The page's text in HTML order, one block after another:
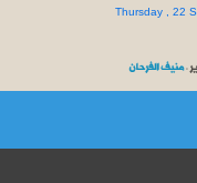
Thursday , 22